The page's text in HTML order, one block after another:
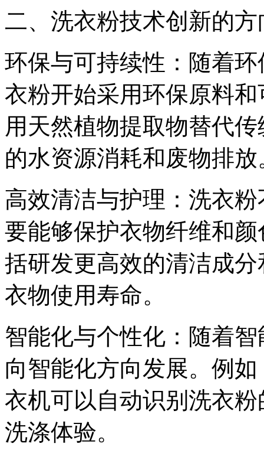
二、洗衣粉技术创新的方
环保与可持续性：随着
衣粉开始采用环保原料
用天然植物提取物替代
的水资源消耗和废物排放
高效清洁与护理：洗衣
要能够保护衣物纤维和
括研发更高效的清洁成
衣物使用寿命。
智能化与个性化：随着
向智能化方向发展。例
衣机可以自动识别洗衣
洗涤体验。